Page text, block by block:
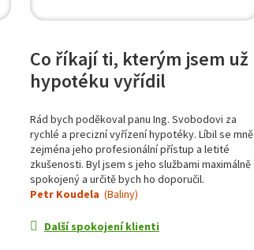
Co říkají ti, kterým jsem už
hypotéku vyřídil
Rád bych poděkoval panu Ing. Svobodovi za
rychlé a precizní vyřízení hypotéky. Líbil se mně
zejména jeho profesionální přístup a letité
zkušenosti. Byl jsem s jeho službami maximálně
spokojený a určitě bych ho doporučil.
Petr Koudela (Baliny)
Další spokojení klienti